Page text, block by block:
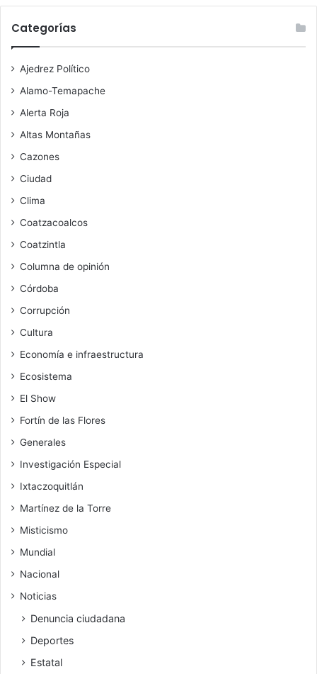
Categorías
Ajedrez Político
Alamo-Temapache
Alerta Roja
Altas Montañas
Cazones
Ciudad
Clima
Coatzacoalcos
Coatzintla
Columna de opinión
Córdoba
Corrupción
Cultura
Economía e infraestructura
Ecosistema
El Show
Fortín de las Flores
Generales
Investigación Especial
Ixtaczoquitlán
Martínez de la Torre
Misticismo
Mundial
Nacional
Noticias
Denuncia ciudadana
Deportes
Estatal